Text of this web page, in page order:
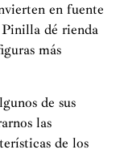
en fuente
dé rienda
más
de sus
las
de los